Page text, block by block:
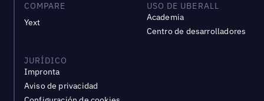
COMPARE
Yext
USO DE UBERALL
Academia
Centro de desarrolladores
JURÍDICO
Impronta
Aviso de privacidad